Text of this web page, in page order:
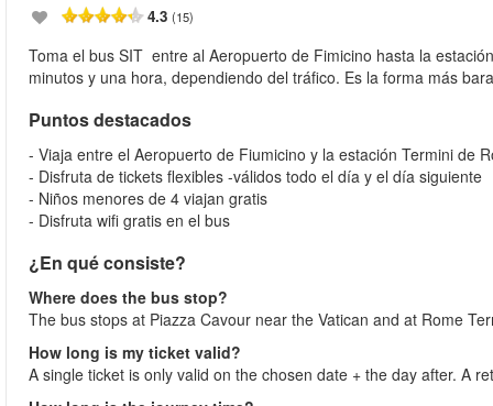
4.3 (15)
Toma el bus SIT entre al Aeropuerto de Fimicino hasta la
minutos y una hora, dependiendo del tráfico. Es la forma más
Puntos destacados
- Viaja entre el Aeropuerto de Fiumicino y la estación Termini de
- Disfruta de tickets flexibles -válidos todo el día y el día siguiente
- Niños menores de 4 viajan gratis
- Disfruta wifi gratis en el bus
¿En qué consiste?
Where does the bus stop?
The bus stops at Piazza Cavour near the Vatican and at Rome
How long is my ticket valid?
A single ticket is only valid on the chosen date + the day after. A